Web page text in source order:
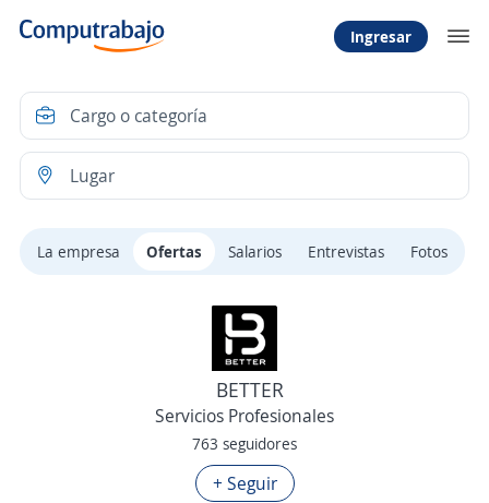
Ingresar
La empresa Ofertas Salarios Entrevistas Fotos
BETTER
Servicios Profesionales
763 seguidores
+ Seguir